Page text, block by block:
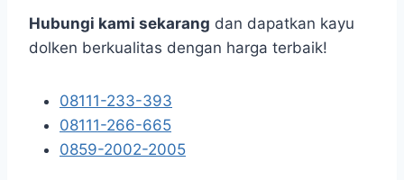
Hubungi kami sekarang dan dapatkan kayu
dolken berkualitas dengan harga terbaik!
08111-233-393
08111-266-665
0859-2002-2005